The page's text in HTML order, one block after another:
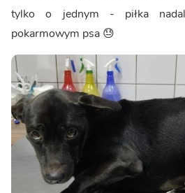
tylko o jednym - piłka
pokarmowym psa 😓